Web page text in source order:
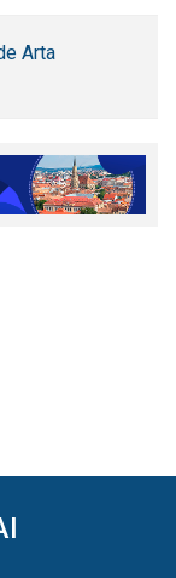
Arta